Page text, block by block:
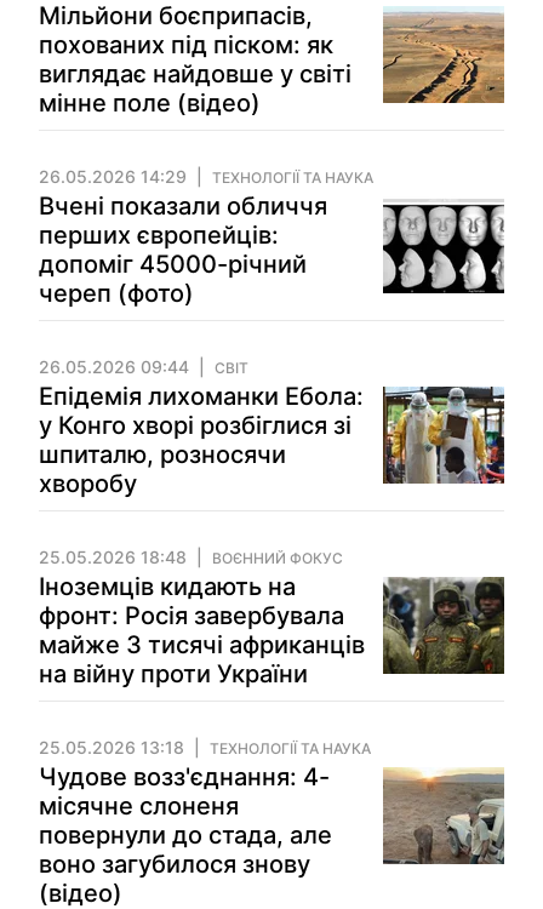
Мільйони боєприпасів,
похованих під піском: як
виглядає найдовше у світі
мінне поле (відео)
26.05.2026 14:29 ТЕХНОЛОГІЇ ТА НАУКА
Вчені показали обличчя
перших європейців:
допоміг 45000-річний
череп (фото)
26.05.2026 09:44 СВІТ
Епідемія лихоманки Ебола:
у Конго хворі розбіглися зі
шпиталю, розносячи
хворобу
25.05.2026 18:48 ВОЄННИЙ ФОКУС
Іноземців кидають на
фронт: Росія завербувала
майже 3 тисячі африканців
на війну проти України
25.05.2026 13:18 ТЕХНОЛОГІЇ ТА НАУКА
Чудове возз'єднання: 4-
місячне слоненя
повернули до стада, але
воно загубилося знову
(відео)